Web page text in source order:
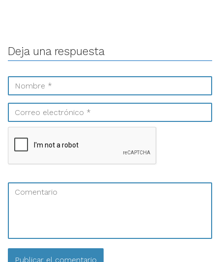
Deja una respuesta